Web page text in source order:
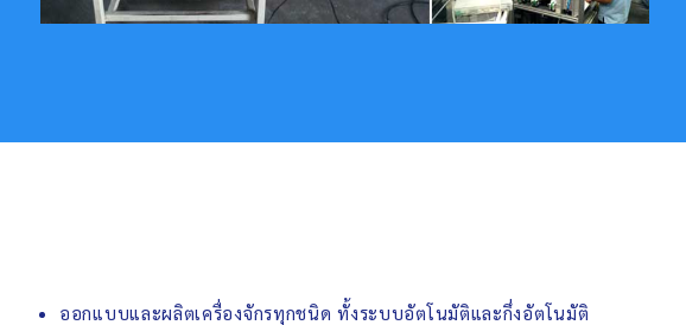
ออกแบบและผลิตเครื่องจักรทุกชนิด ทั้งระบบอัตโนมัติและกึ่งอัตโนมัติ